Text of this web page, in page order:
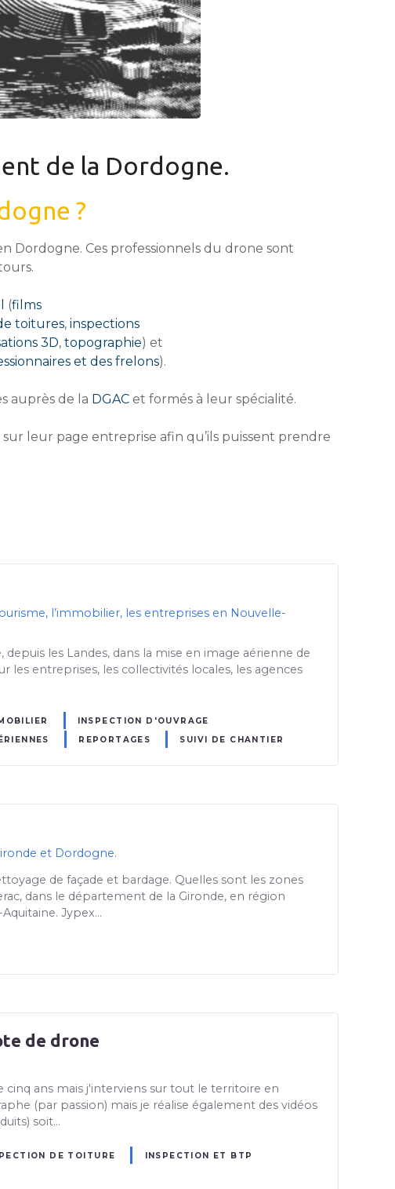
de la Dordogne.
?
Dordogne. Ces professionnels du drone sont
(films
toitures, inspections
3D, topographie) et
et des frelons).
auprès de la DGAC et formés à leur spécialité.
leur page entreprise afin qu’ils puissent prendre
l’immobilier, les entreprises en Nouvelle-
les Landes, dans la mise en image aérienne de
les entreprises, les collectivités locales, les agences
INSPECTION D'OUVRAGE
REPORTAGES SUIVI DE CHANTIER
et Dordogne.
de façade et bardage. Quelles sont les zones
dans le département de la Gironde, en région
Jypex…
de drone
ans mais j'interviens sur tout le territoire en
(par passion) mais je réalise également des vidéos
soit…
DE TOITURE
INSPECTION ET BTP